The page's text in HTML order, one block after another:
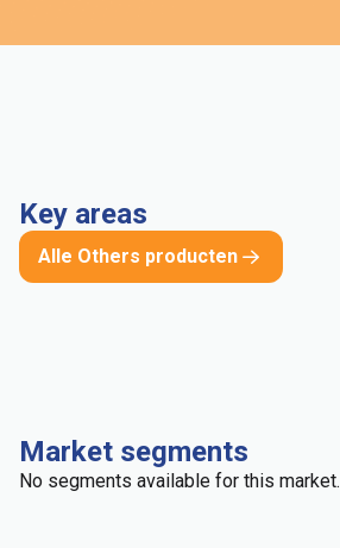
Key areas
Alle Others producten
Market segments
No segments available for this market.